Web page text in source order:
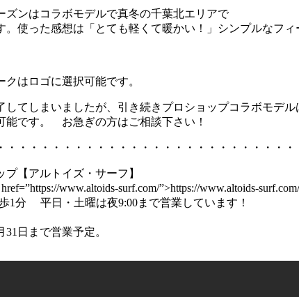
ズンはコラボモデルで真冬の千葉北エリアで
。使った感想は「とても軽くて暖かい！」シンプルなフ
はロゴに選択可能です。
してしまいましたが、引き続きプロショップコラボモデル
能です。 お急ぎの方はご相談下さい！
・・・・・・・・・・・・・・・・・・・・・・・・・・
【アルトイズ・サーフ】
www.altoids-surf.com/”>https://www.altoids-
1分 平日・土曜は夜9:00まで営業しています！
日まで営業予定。